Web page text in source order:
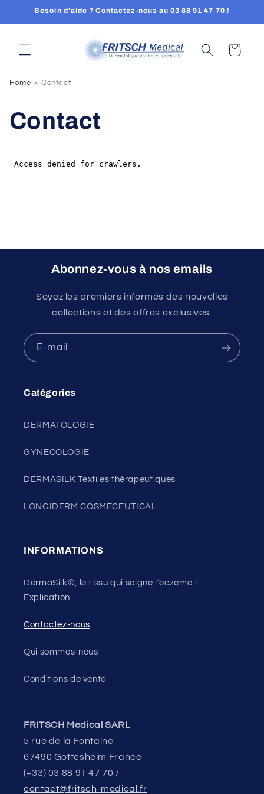
passer
au
Besoin d'aide ? Contactez-nous au 03 88 91 47 70 !
Panier
Home Contact
Contact
Abonnez-vous à nos emails
Soyez les premiers informés des nouvelles
collections et des offres exclusives.
E-mail
Catégories
DERMATOLOGIE
GYNECOLOGIE
DERMASILK Textiles thérapeutiques
LONGIDERM COSMECEUTICAL
INFORMATIONS
DermaSilk®, le tissu qui soigne l'eczema !
Explication
Contactez-nous
Qui sommes-nous
Conditions de vente
FRITSCH Medical SARL
5 rue de la Fontaine
67490 Gottesheim France
(+33) 03 88 91 47 70 /
contact@fritsch-medical.fr